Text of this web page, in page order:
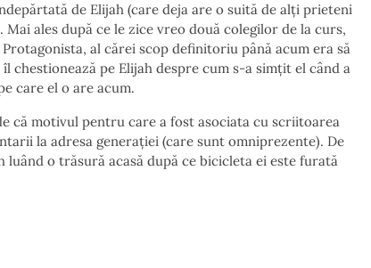
de Elijah (care deja are o suită de alți prieteni
ales după ce le zice vreo două colegilor de la curs,
al cărei scop definitoriu până acum era să
chestionează pe Elijah despre cum s-a simțit el când a
care el o are acum.
că motivul pentru care a fost asociata cu scriitoarea
la adresa generației (care sunt omniprezente). De
luând o trăsură acasă după ce bicicleta ei este furată